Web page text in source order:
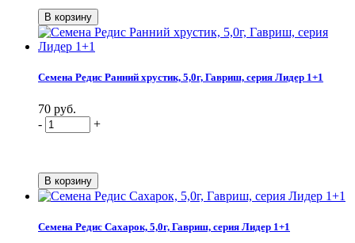
Семена Редис Ранний хрустик, 5,0г, Гавриш, серия Лидер 1+1
70 руб.
-
+
Семена Редис Сахарок, 5,0г, Гавриш, серия Лидер 1+1